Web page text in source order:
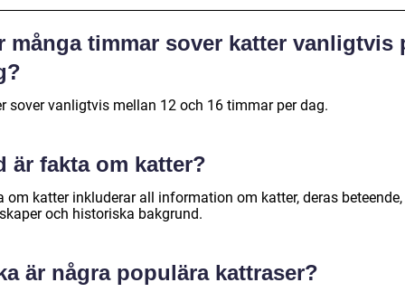
många timmar sover katter vanligtvis
sover vanligtvis mellan 12 och 16 timmar per dag.
är fakta om katter?
om katter inkluderar all information om katter, deras beteende,
och historiska bakgrund.
är några populära kattraser?